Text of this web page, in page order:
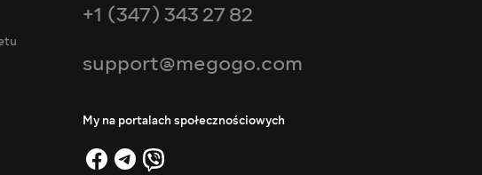
+1 (347) 343 27 82
support@megogo.com
My na portalach społecznościowych